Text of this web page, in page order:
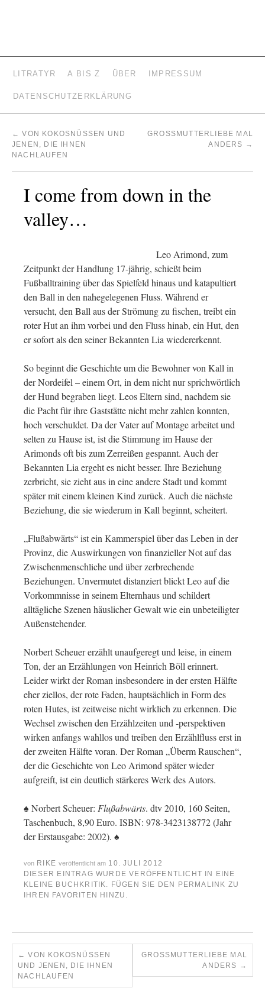
LITRATYR A BIS Z ÜBER IMPRESSUM
DATENSCHUTZERKLÄRUNG
← VON KOKOSNÜSSEN UND
JENEN, DIE IHNEN
NACHLAUFEN
GROSSMUTTERLIEBE MAL A
NDERS →
I come from down in the
valley…
Leo Arimond, zum
Zeitpunkt der Handlung 17-jährig, schießt beim
Fußballtraining über das Spielfeld hinaus und katapultiert
den Ball in den nahegelegenen Fluss. Während er
versucht, den Ball aus der Strömung zu fischen, treibt ein
roter Hut an ihm vorbei und den Fluss hinab, ein Hut, den
er sofort als den seiner Bekannten Lia wiedererkennt.
So beginnt die Geschichte um die Bewohner von Kall in
der Nordeifel – einem Ort, in dem nicht nur sprichwörtlich
der Hund begraben liegt. Leos Eltern sind, nachdem sie
die Pacht für ihre Gaststätte nicht mehr zahlen konnten,
hoch verschuldet. Da der Vater auf Montage arbeitet und
selten zu Hause ist, ist die Stimmung im Hause der
Arimonds oft bis zum Zerreißen gespannt. Auch der
Bekannten Lia ergeht es nicht besser. Ihre Beziehung
zerbricht, sie zieht aus in eine andere Stadt und kommt
später mit einem kleinen Kind zurück. Auch die nächste
Beziehung, die sie wiederum in Kall beginnt, scheitert.
„Flußabwärts“ ist ein Kammerspiel über das Leben in der
Provinz, die Auswirkungen von finanzieller Not auf das
Zwischenmenschliche und über zerbrechende
Beziehungen. Unvermutet distanziert blickt Leo auf die
Vorkommnisse in seinem Elternhaus und schildert
alltägliche Szenen häuslicher Gewalt wie ein unbeteiligter
Außenstehender.
Norbert Scheuer erzählt unaufgeregt und leise, in einem
Ton, der an Erzählungen von Heinrich Böll erinnert.
Leider wirkt der Roman insbesondere in der ersten Hälfte
eher ziellos, der rote Faden, hauptsächlich in Form des
roten Hutes, ist zeitweise nicht wirklich zu erkennen. Die
Wechsel zwischen den Erzählzeiten und -perspektiven
wirken anfangs wahllos und treiben den Erzählfluss erst in
der zweiten Hälfte voran. Der Roman „Überm Rauschen“,
der die Geschichte von Leo Arimond später wieder
aufgreift, ist ein deutlich stärkeres Werk des Autors.
♠ Norbert Scheuer: Flußabwärts. dtv 2010, 160 Seiten,
Taschenbuch, 8,90 Euro. ISBN: 978-3423138772 (Jahr
der Erstausgabe: 2002). ♠
von RIKE veröffentlicht am 10. JULI 2012
DIESER EINTRAG WURDE VERÖFFENTLICHT IN
EINE
KLEINE BUCHKRITIK. FÜGEN SIE DEN PERMALINK ZU
IHREN FAVORITEN HINZU.
← VON KOKOSNÜSSEN
UND JENEN, DIE IHNEN
NACHLAUFEN
GROSSMUTTERLIEBE MAL A
NDERS →